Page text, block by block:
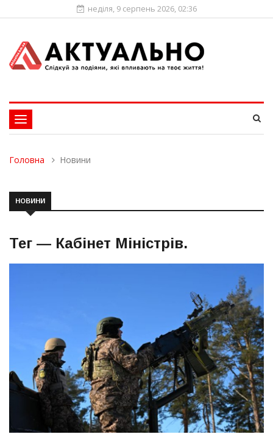
неділя, 9 серпень 2026, 02:36
Toggle
navigation
Головна Новини
НОВИНИ
Тег — Кабінет Міністрів.